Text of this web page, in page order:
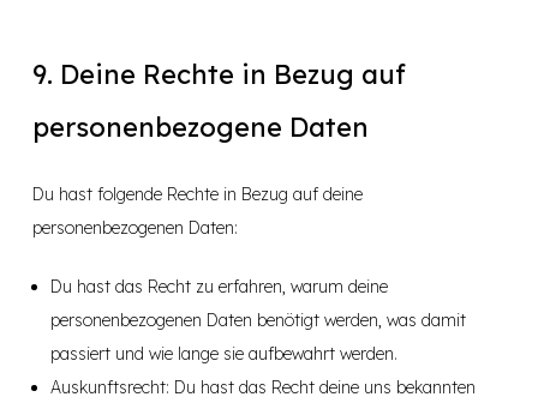
9. Deine Rechte in Bezug auf
personenbezogene Daten
Du hast folgende Rechte in Bezug auf deine
personenbezogenen Daten:
Du hast das Recht zu erfahren, warum deine
personenbezogenen Daten benötigt werden, was damit
passiert und wie lange sie aufbewahrt werden.
Auskunftsrecht: Du hast das Recht deine uns bekannten